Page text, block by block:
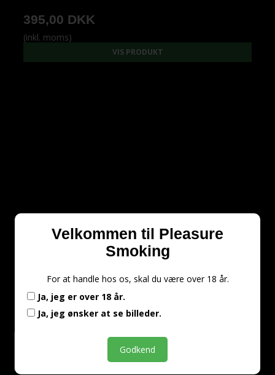
395,00 DKK
(inkl. moms)
VIS PRODUKT
Vis Billeder
Velkommen til Pleasure
Smoking
For at handle hos os, skal du være over 18 år.
Ja, jeg er over 18 år.
Ja, jeg ønsker at se billeder.
Godkend